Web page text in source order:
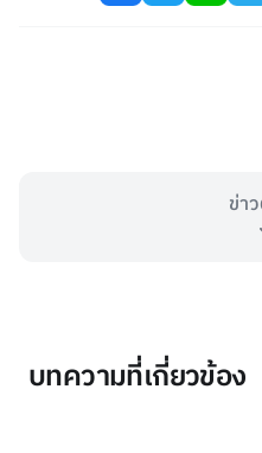
ข่า
บทความที่เกี่ยวข้อง